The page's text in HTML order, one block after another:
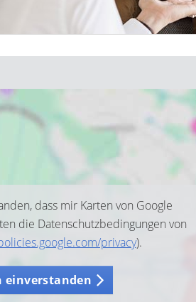
dass mir Karten von Google
die Datenschutzbedingungen von
privacy).
einverstanden